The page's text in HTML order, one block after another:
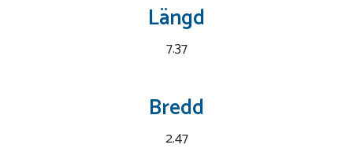
Längd
7.37
Bredd
2.47